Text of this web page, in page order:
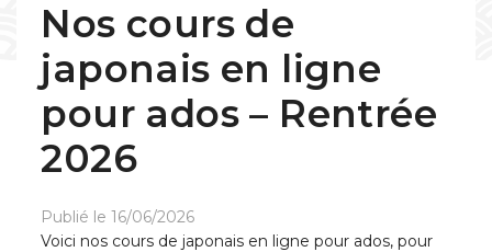
Nos cours de
japonais en ligne
pour ados – Rentrée
2026
Publié le 16/06/2026
Voici nos cours de japonais en ligne pour ados, pour